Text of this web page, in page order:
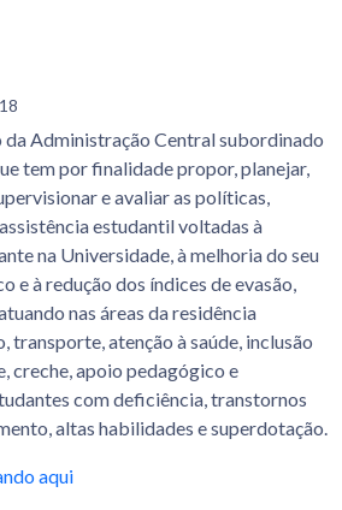
da Administração Central subordinado
tem por finalidade propor, planejar,
e avaliar as políticas,
estudantil voltadas à
na Universidade, à melhoria do seu
e à redução dos índices de evasão,
nas áreas da residência
transporte, atenção à saúde, inclusão
creche, apoio pedagógico e
com deficiência, transtornos
altas habilidades e superdotação.
aqui